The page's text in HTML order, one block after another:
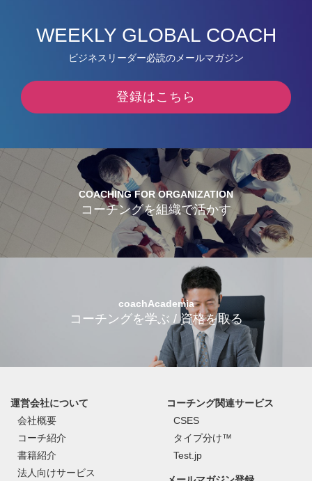
WEEKLY GLOBAL COACH
ビジネスリーダー必読のメールマガジン
登録はこちら
COACHING FOR ORGANIZATION
コーチングを組織で活かす
coachAcademia
コーチングを学ぶ / 資格を取る
運営会社について
会社概要
コーチ紹介
書籍紹介
法人向けサービス
コーチング関連サービス
CSES
タイプ分け™
Test.jp